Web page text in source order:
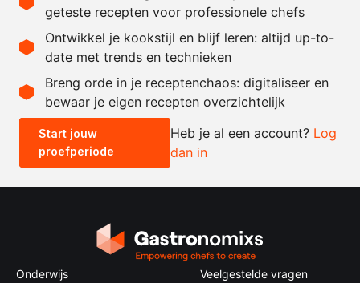
Recept omrekenen
- +
0.5x 1x 2x
geteste recepten voor professionele chefs
Ontwikkel je kookstijl en blijf leren: altijd up-to-
date met trends en technieken
Breng orde in je receptenchaos: digitaliseer en
bewaar je eigen recepten overzichtelijk
Start jouw
proefperiode
Heb je al een account? Log
dan in
Onderwijs
Veelgestelde vragen